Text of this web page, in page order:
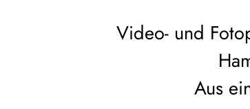
Video- und
Aus